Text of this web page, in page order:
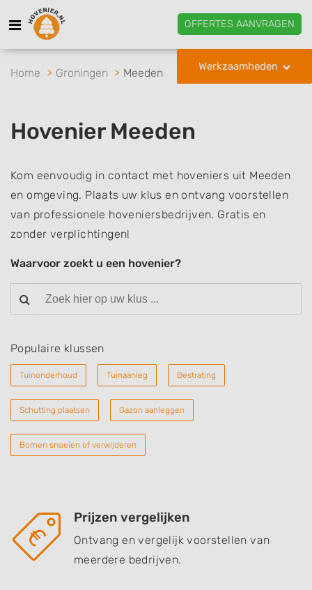
OFFERTES AANVRAGEN
Werkzaamheden
Home Groningen Meeden
Hovenier Meeden
Kom eenvoudig in contact met hoveniers uit Meeden
en omgeving. Plaats uw klus en ontvang voorstellen
van professionele hoveniersbedrijven. Gratis en
zonder verplichtingen!
Waarvoor zoekt u een hovenier?
Populaire klussen
Tuinonderhoud Tuinaanleg Bestrating
Schutting plaatsen Gazon aanleggen
Bomen snoeien of verwijderen
Prijzen vergelijken
Ontvang en vergelijk voorstellen van
meerdere bedrijven.